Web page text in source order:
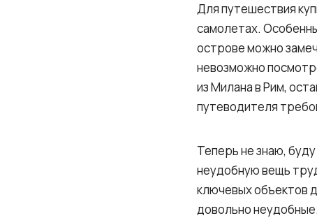
Для путешествия
самолетах.
острове можно
невозможно
из Милана в Рим,
путеводителя
Теперь не знаю,
неудобную вещь
ключевых объектов
довольно